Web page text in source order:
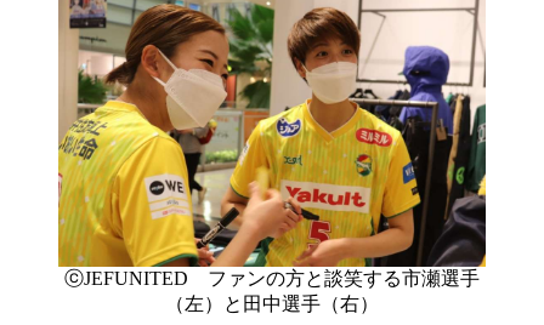
ⓒJEFUNITED ファンの方と談笑する市瀬選手
（左）と田中選手（右）